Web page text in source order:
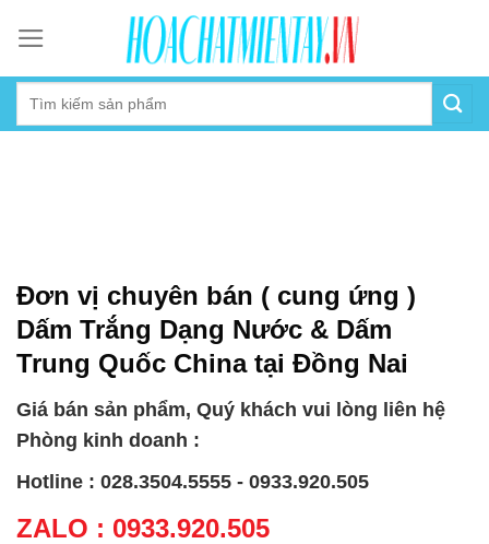
content
Đơn vị chuyên bán ( cung ứng )
Dấm Trắng Dạng Nước & Dấm
Trung Quốc China tại Đồng Nai
Giá bán sản phẩm, Quý khách vui lòng liên hệ
Phòng kinh doanh :
Hotline : 028.3504.5555 - 0933.920.505
ZALO : 0933.920.505